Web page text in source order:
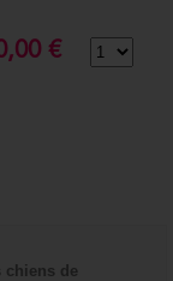
€
chiens de